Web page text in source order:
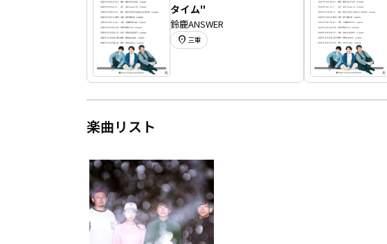
タイム"
鈴鹿ANSWER
location_on 三重
楽曲リスト